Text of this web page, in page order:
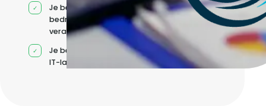
Je behoudt jouw
bedrijfs- en IT-
verantwoordelijkheden
Je beheert jouw eigen
IT-landschap